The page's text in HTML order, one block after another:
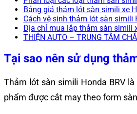
Bảng giá thảm lót sàn simili xe
Cách vệ sinh thảm lót sàn simili
Địa chỉ mua lắp thảm sàn simili
THIỆN AUTO – TRUNG TÂM
Tại sao nên sử dụng
Thảm lót sàn simili Honda BRV
phẩm được cắt may theo form